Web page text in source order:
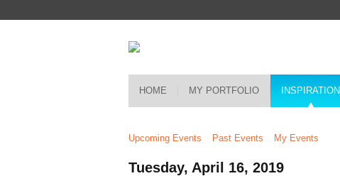
HOME MY PORTFOLIO INSPIRATION
Upcoming Events Past Events My Events
Tuesday, April 16, 2019